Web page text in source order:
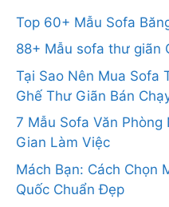
Top 60+ Mẫu Sofa
88+ Mẫu sofa thư giãn
Tại Sao Nên Mua Sofa
Ghế Thư Giãn Bán
7 Mẫu Sofa Văn Phòng
Gian Làm Việc
Mách Bạn: Cách Chọn
Quốc Chuẩn Đẹp